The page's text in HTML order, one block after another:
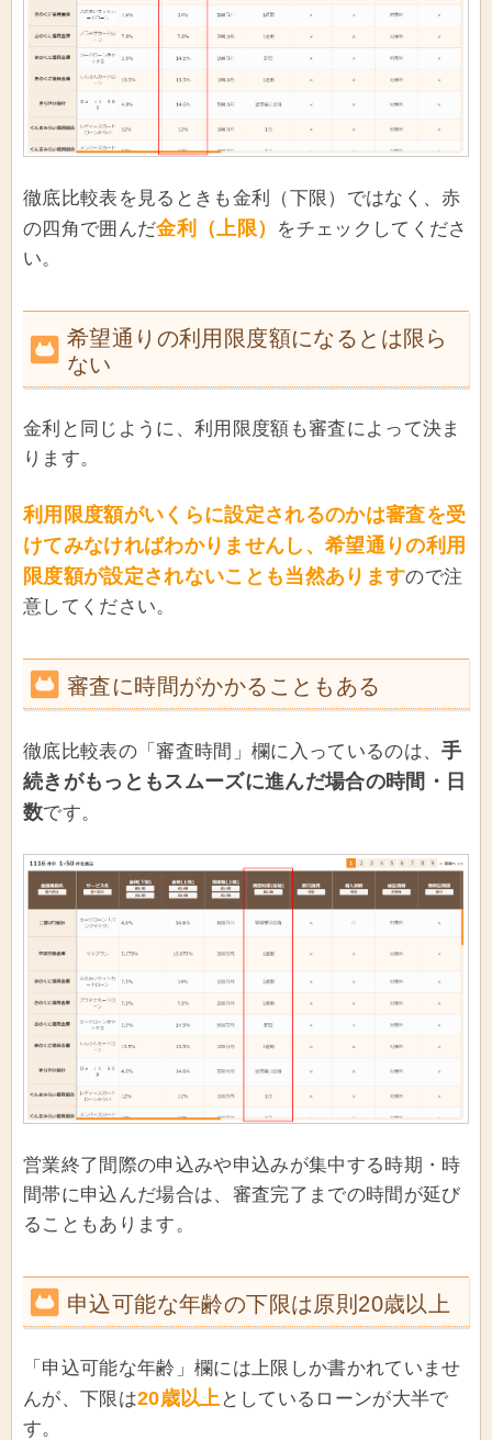
徹底比較表を見るときも金利（下限）ではなく、赤
の四角で囲んだ金利（上限）
をチェックしてくださ
い。
希望通りの利用限度額になるとは限ら
ない
金利と同じように、利用限度額も審査によって決ま
ります。
利用限度額がいくらに設定されるのかは審査を受
けてみなければわかりませんし、希望通りの利用
限度額が設定されないことも当然ありますので注
意してください。
審査に時間がかかることもある
徹底比較表の「審査時間」欄に入っているのは、手
続きがもっともスムーズに進んだ場合の時間・日
数です。
営業終了間際の申込みや申込みが集中する時期・時
間帯に申込んだ場合は、審査完了までの時間が延び
ることもあります。
申込可能な年齢の下限は原則20歳以上
「申込可能な年齢」欄には上限しか書かれていませ
んが、下限は20歳以上 としているローンが大半で
す。